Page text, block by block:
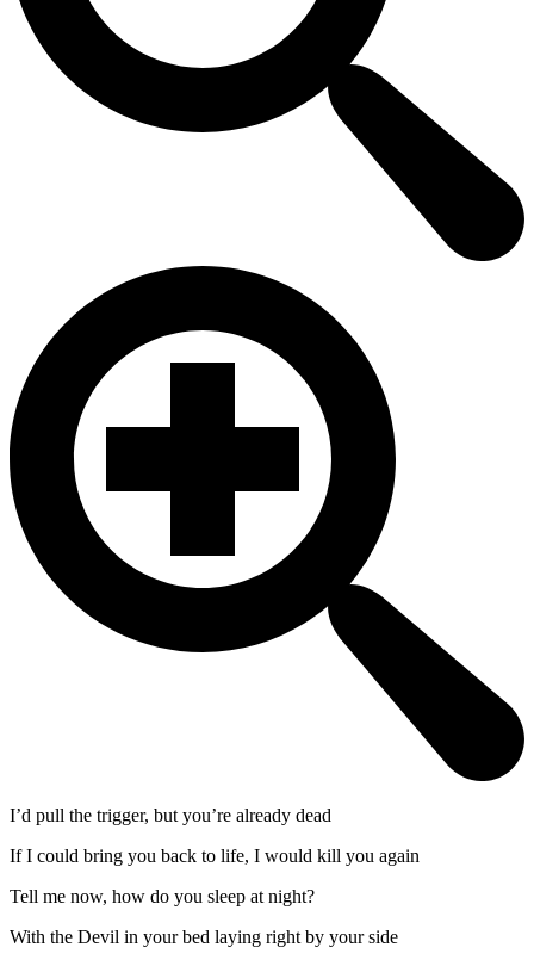
I’d pull the trigger, but you’re already dead
If I could bring you back to life, I would kill you again
Tell me now, how do you sleep at night?
With the Devil in your bed laying right by your side